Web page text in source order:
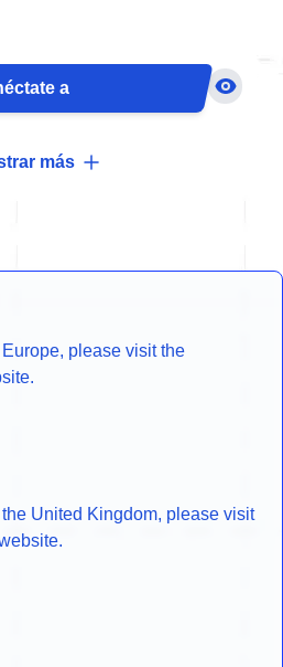
a
más
Europe, please visit the
the United Kingdom, please visit